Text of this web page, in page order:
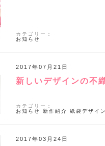
カテゴリー：
お知らせ
新しいデザインの不
2017年07月21日
カテゴリー：
お知らせ
新作紹介 紙袋デザイ
2017年03月24日